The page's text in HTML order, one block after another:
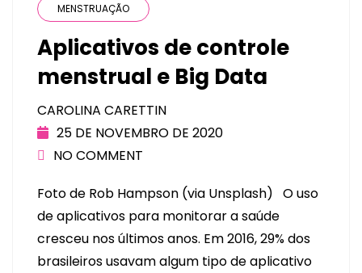
MENSTRUAÇÃO
Aplicativos de controle
menstrual e Big Data
CAROLINA CARETTIN
25 DE NOVEMBRO DE 2020
NO COMMENT
Foto de Rob Hampson (via Unsplash) O uso
de aplicativos para monitorar a saúde
cresceu nos últimos anos. Em 2016, 29% dos
brasileiros usavam algum tipo de aplicativo